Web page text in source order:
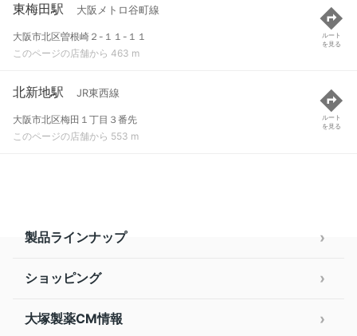
東梅田駅 大阪メトロ谷町線
大阪市北区曽根崎２-１１-１１
このページの店舗から 463 m
ルート
を見る
北新地駅 JR東西線
大阪市北区梅田１丁目３番先
このページの店舗から 553 m
ルート
を見る
製品ラインナップ
ショッピング
大塚製薬CM情報